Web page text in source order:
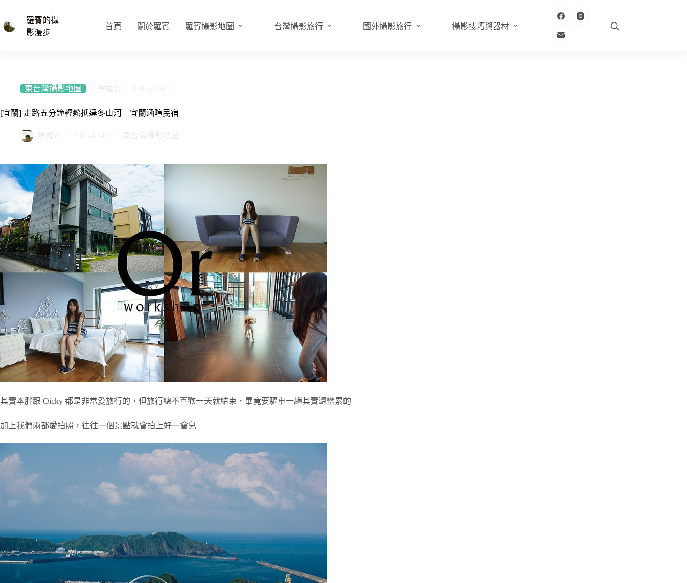
主
羅賓的攝
影漫步
首頁 關於羅賓 羅賓攝影地圖 台灣攝影旅行 國外攝影旅行 攝影技巧與器材
東台灣攝影地圖
[宜蘭] 走路五分鐘輕鬆抵達冬山河 – 宜蘭涵暄民宿
其實本胖跟 Oicky 都是非常愛旅行的，但旅行總不喜歡一天就結束，畢竟要驅車一趟其實還蠻累的
加上我們兩都愛拍照，往往一個景點就會拍上好一會兒